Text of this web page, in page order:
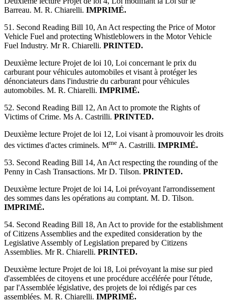
Barreau. M. R. Chiarelli. IMPRIMÉ.
51. Second Reading Bill 10, An Act respecting the Price of Motor
Vehicle Fuel and protecting Whistleblowers in the Motor Vehicle
Fuel Industry. Mr R. Chiarelli. PRINTED.
Deuxième lecture Projet de loi 10, Loi concernant le prix du
carburant pour véhicules automobiles et visant à protéger les
dénonciateurs dans l'industrie du carburant pour véhicules
automobiles. M. R. Chiarelli. IMPRIMÉ.
52. Second Reading Bill 12, An Act to promote the Rights of
Victims of Crime. Ms A. Castrilli. PRINTED.
Deuxième lecture Projet de loi 12, Loi visant à promouvoir les droits
des victimes d'actes criminels. Mme A. Castrilli. IMPRIMÉ.
53. Second Reading Bill 14, An Act respecting the rounding of the
Penny in Cash Transactions. Mr D. Tilson. PRINTED.
Deuxième lecture Projet de loi 14, Loi prévoyant l'arrondissement
des sommes dans les opérations au comptant. M. D. Tilson.
IMPRIMÉ.
54. Second Reading Bill 18, An Act to provide for the establishment
of Citizens Assemblies and the expedited consideration by the
Legislative Assembly of Legislation prepared by Citizens
Assemblies. Mr R. Chiarelli. PRINTED.
Deuxième lecture Projet de loi 18, Loi prévoyant la mise sur pied
d'assemblées de citoyens et une procédure accélérée pour l'étude,
par l'Assemblée législative, des projets de loi rédigés par ces
assemblées. M. R. Chiarelli. IMPRIMÉ.